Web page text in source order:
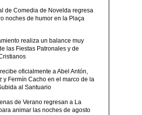
de Comedia de Novelda regresa
noches de humor en la Plaça
realiza un balance muy
las Fiestas Patronales y de
oficialmente a Abel Antón,
y Fermín Cacho en el marco de la
al Santuario
de Verano regresan a La
animar las noches de agosto